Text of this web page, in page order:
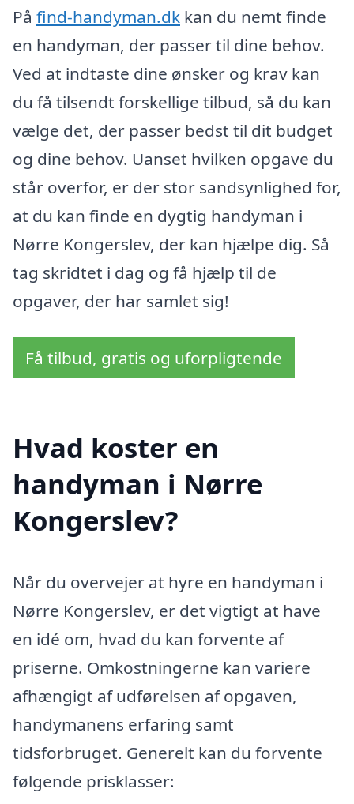
På find-handyman.dk kan du nemt finde
en handyman, der passer til dine behov.
Ved at indtaste dine ønsker og krav kan
du få tilsendt forskellige tilbud, så du kan
vælge det, der passer bedst til dit budget
og dine behov. Uanset hvilken opgave du
står overfor, er der stor sandsynlighed for,
at du kan finde en dygtig handyman i
Nørre Kongerslev, der kan hjælpe dig. Så
tag skridtet i dag og få hjælp til de
opgaver, der har samlet sig!
Få tilbud, gratis og uforpligtende
Hvad koster en
handyman i Nørre
Kongerslev?
Når du overvejer at hyre en handyman i
Nørre Kongerslev, er det vigtigt at have
en idé om, hvad du kan forvente af
priserne. Omkostningerne kan variere
afhængigt af udførelsen af opgaven,
handymanens erfaring samt
tidsforbruget. Generelt kan du forvente
følgende prisklasser: